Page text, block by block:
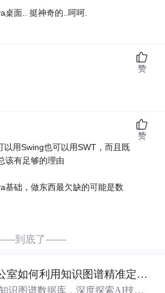
桌面.. 挺神奇的..呵呵.
赞
以用Swing也可以用SWT，而且既
该有足够的理由
基础，做东西最欠缺的可能是数
赞
到底了——
高校技术转移办公室如何利用知识图谱精准定位产业需求与技术适配点？.docx
识图谱数据库，深度探索AI技术